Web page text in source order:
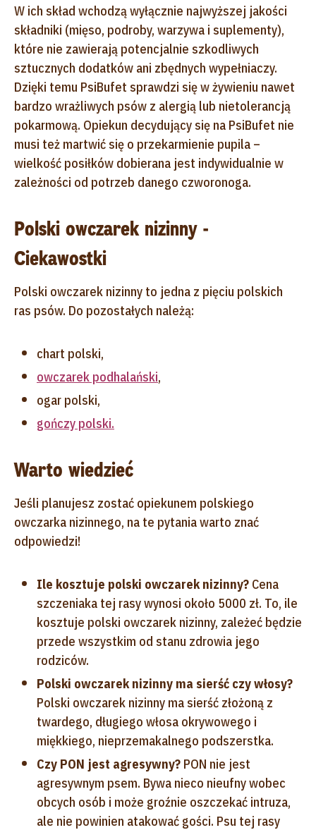
W ich skład wchodzą wyłącznie najwyższej jakości
składniki (mięso, podroby, warzywa i suplementy),
które nie zawierają potencjalnie szkodliwych
sztucznych dodatków ani zbędnych wypełniaczy.
Dzięki temu PsiBufet sprawdzi się w żywieniu nawet
bardzo wrażliwych psów z alergią lub nietolerancją
pokarmową. Opiekun decydujący się na PsiBufet nie
musi też martwić się o przekarmienie pupila –
wielkość posiłków dobierana jest indywidualnie w
zależności od potrzeb danego czworonoga.
Polski owczarek nizinny -
Ciekawostki
Polski owczarek nizinny to jedna z pięciu polskich
ras psów. Do pozostałych należą:
chart polski,
owczarek podhalański,
ogar polski,
gończy polski.
Warto wiedzieć
Jeśli planujesz zostać opiekunem polskiego
owczarka nizinnego, na te pytania warto znać
odpowiedzi!
Ile kosztuje polski owczarek nizinny? Cena
szczeniaka tej rasy wynosi około 5000 zł. To, ile
kosztuje polski owczarek nizinny, zależeć będzie
przede wszystkim od stanu zdrowia jego
rodziców.
Polski owczarek nizinny ma sierść czy włosy?
Polski owczarek nizinny ma sierść złożoną z
twardego, długiego włosa okrywowego i
miękkiego, nieprzemakalnego podszerstka.
Czy PON jest agresywny? PON nie jest
agresywnym psem. Bywa nieco nieufny wobec
obcych osób i może groźnie oszczekać intruza,
ale nie powinien atakować gości. Psu tej rasy